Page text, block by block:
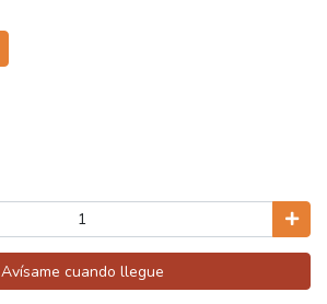
Avísame cuando llegue